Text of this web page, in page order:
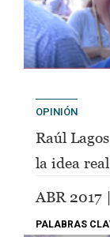
OPINIÓN
Raúl
la idea
Perón"
ABR 2017 |
PALABRAS